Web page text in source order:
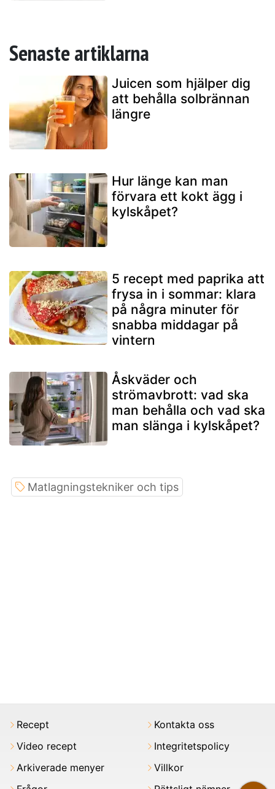
Senaste artiklarna
Juicen som hjälper dig
att behålla solbrännan
längre
Hur länge kan man
förvara ett kokt ägg i
kylskåpet?
5 recept med paprika att
frysa in i sommar: klara
på några minuter för
snabba middagar på
vintern
Åskväder och
strömavbrott: vad ska
man behålla och vad ska
man slänga i kylskåpet?
Matlagningstekniker och tips
Recept
Video recept
Arkiverade menyer
Kontakta oss
Integritetspolicy
Villkor